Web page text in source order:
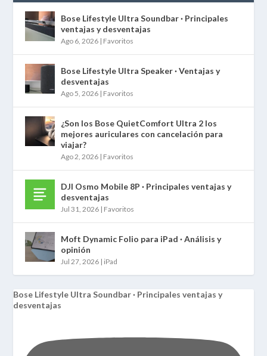
Bose Lifestyle Ultra Soundbar · Principales
ventajas y desventajas
Ago 6, 2026 | Favoritos
Bose Lifestyle Ultra Speaker · Ventajas y
desventajas
Ago 5, 2026 | Favoritos
¿Son los Bose QuietComfort Ultra 2 los
mejores auriculares con cancelación para
viajar?
Ago 2, 2026 | Favoritos
DJI Osmo Mobile 8P · Principales ventajas y
desventajas
Jul 31, 2026 | Favoritos
Moft Dynamic Folio para iPad · Análisis y
opinión
Jul 27, 2026 | iPad
Bose Lifestyle Ultra Soundbar · Principales ventajas y
desventajas